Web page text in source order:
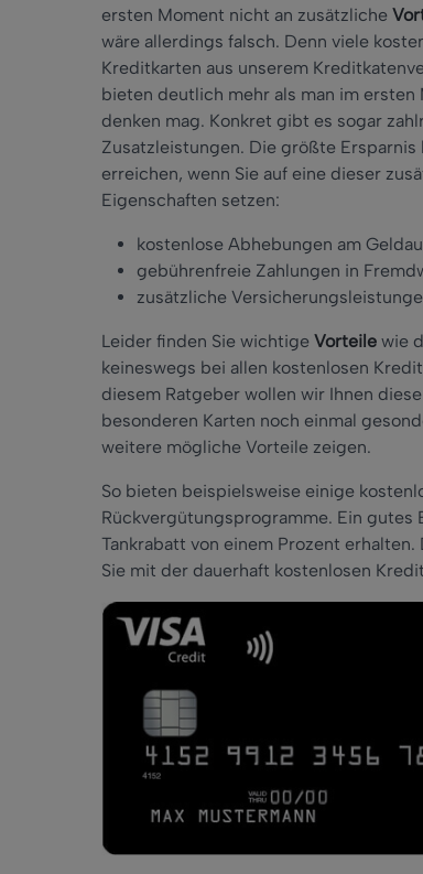
ersten Moment nicht an zusätzliche
wäre allerdings falsch. Denn viele
Kreditkarten aus unserem
bieten deutlich mehr als man im ersten
denken mag. Konkret gibt es sogar
Zusatzleistungen. Die größte Ersparnis
erreichen, wenn Sie auf eine dieser
Eigenschaften setzen:
kostenlose Abhebungen am
gebührenfreie Zahlungen in
zusätzliche
Leider finden Sie wichtige Vorteile wie
keineswegs bei allen kostenlosen
diesem Ratgeber wollen wir Ihnen diese
besonderen Karten noch einmal
weitere mögliche Vorteile zeigen.
So bieten beispielsweise einige
Rückvergütungsprogramme. Ein gutes
Tankrabatt von einem Prozent
Sie mit der dauerhaft kostenlosen